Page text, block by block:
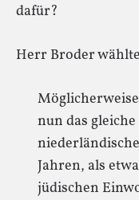
dafür?
Herr Broder
nun das
Jahren, als
jüdischen